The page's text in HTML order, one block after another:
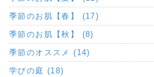
季節のお肌【春】 (17)
季節のお肌【秋】 (8)
季節のオススメ (14)
学びの庭 (18)